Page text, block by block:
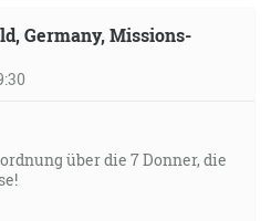
Germany, Missions-
über die 7 Donner, die